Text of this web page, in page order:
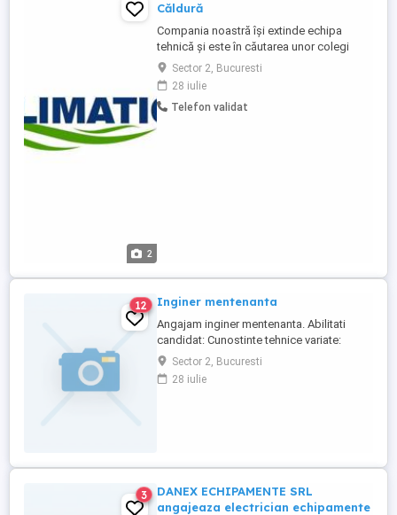
2
Căldură
Compania noastră își extinde echipa
tehnică și este în căutarea unor colegi
pentru poziția de Instalator instalații
tehnico-sanitare și de gaze (COR 712609)
Instalator pentru pompe de căldură (COR
712614). Dacă ai experiență în domeniul
Sector 2, Bucuresti
28 iulie
Telefon validat
12 Inginer mentenanta
Angajam inginer mentenanta. Abilitati
candidat: Cunostinte tehnice variate:
mecanice, instalatii electrice, hidraulice,
operare PC, etc. Altele: responsabil,
ambitios, capabilitate de integrare rapida
Sector 2, Bucuresti
28 iulie
3
DANEX ECHIPAMENTE SRL
angajeaza electrician echipamente